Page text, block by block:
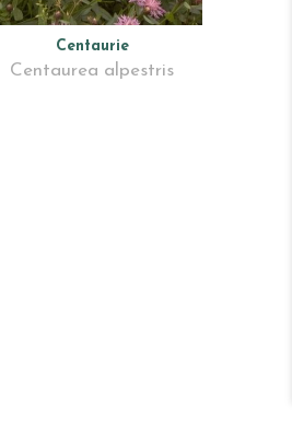
Centaurie
Centaurea alpestris